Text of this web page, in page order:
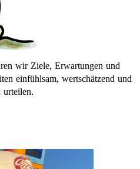
wir Ziele, Erwartungen und
einfühlsam, wertschätzend und